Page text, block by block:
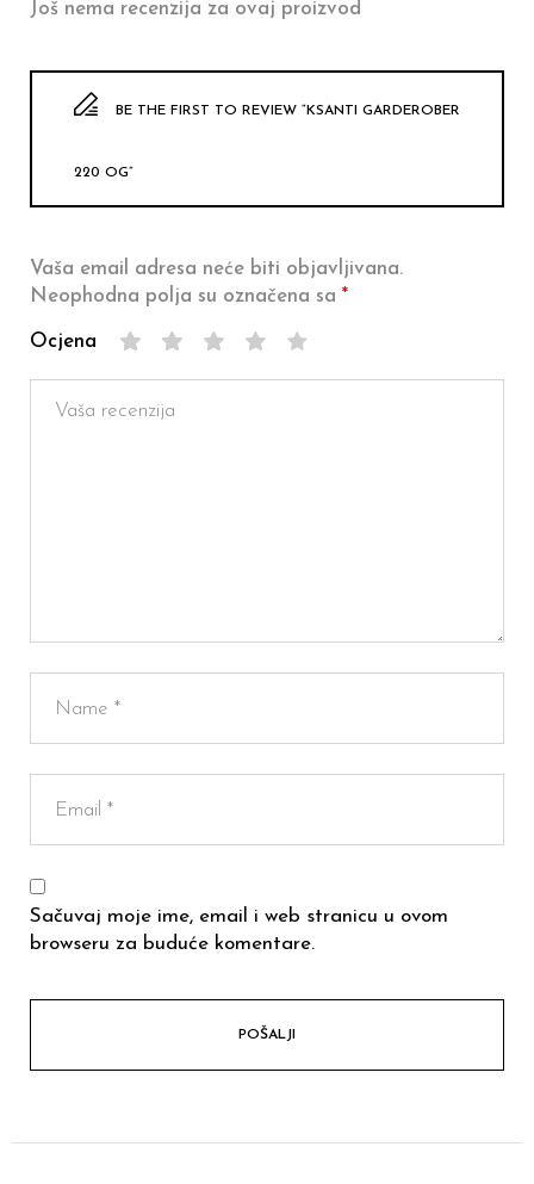
Još nema recenzija za ovaj proizvod
BE THE FIRST TO REVIEW “KSANTI GARDEROBER
220 OG”
Vaša email adresa neće biti objavljivana.
Neophodna polja su označena sa *
Ocjena
Sačuvaj moje ime, email i web stranicu u ovom
browseru za buduće komentare.